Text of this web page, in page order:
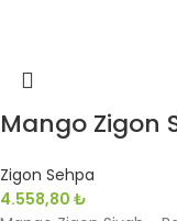
Mango Zigon
Zigon Sehpa
4.558,80 ₺